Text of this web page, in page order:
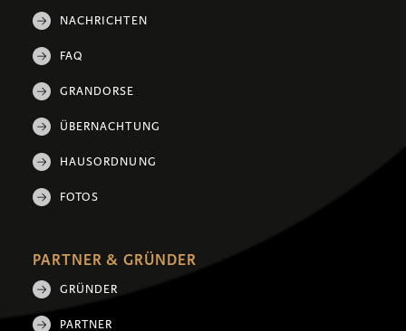
NACHRICHTEN
FAQ
GRANDORSE
ÜBERNACHTUNG
HAUSORDNUNG
FOTOS
PARTNER & GRÜNDER
GRÜNDER
PARTNER